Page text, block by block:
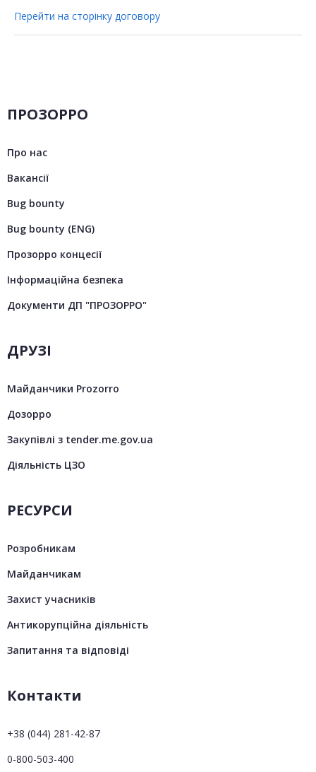
Перейти на сторінку договору
ПРОЗОРРО
Про нас
Вакансії
Bug bounty
Bug bounty (ENG)
Прозорро концесії
Інформаційна безпека
Документи ДП "ПРОЗОРРО"
ДРУЗІ
Майданчики Prozorro
Дозорро
Закупівлі з tender.me.gov.ua
Діяльність ЦЗО
РЕСУРСИ
Розробникам
Майданчикам
Захист учасників
Антикорупційна діяльність
Запитання та відповіді
Контакти
+38 (044) 281-42-87
0-800-503-400